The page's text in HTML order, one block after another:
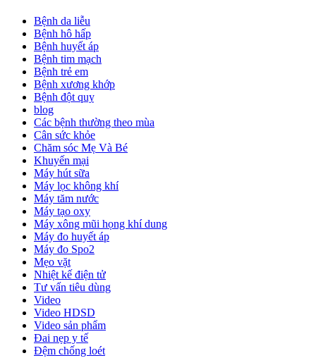
Bệnh da liễu
Bệnh hô hấp
Bệnh huyết áp
Bệnh tim mạch
Bệnh trẻ em
Bệnh xương khớp
Bệnh đột quỵ
blog
Các bệnh thường theo mùa
Cân sức khỏe
Chăm sóc Mẹ Và Bé
Khuyến mại
Máy hút sữa
Máy lọc không khí
Máy tăm nước
Máy tạo oxy
Máy xông mũi họng khí dung
Máy đo huyết áp
Máy đo Spo2
Mẹo vặt
Nhiệt kế điện tử
Tư vấn tiêu dùng
Video
Video HDSD
Video sản phẩm
Đai nẹp y tế
Đệm chống loét